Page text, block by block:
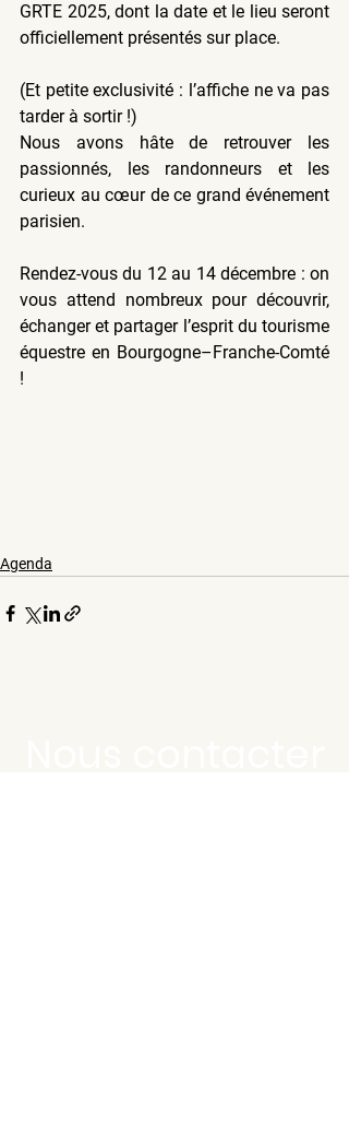
GRTE 2025, dont la date et le lieu seront
officiellement présentés sur place.
(Et petite exclusivité : l’affiche ne va pas
tarder à sortir !)
Nous avons hâte de retrouver les
passionnés, les randonneurs et les
curieux au cœur de ce grand événement
parisien.
Rendez-vous du 12 au 14 décembre : on
vous attend nombreux pour découvrir,
échanger et partager l’esprit du tourisme
équestre en Bourgogne–Franche-Comté
!
Agenda